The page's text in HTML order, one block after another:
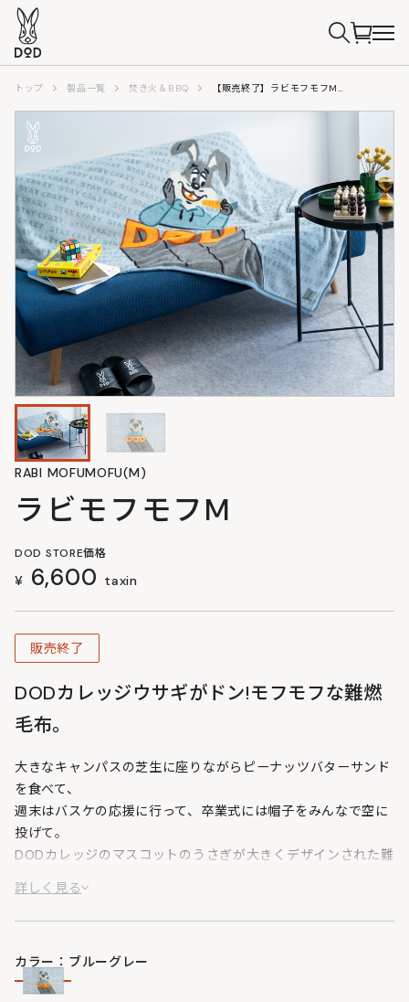
トップ 製品一覧 焚き火＆BBQ 【販売終了】ラビモフモフM（グレー） MF1-089-GY
RABI MOFUMOFU(M)
ラビモフモフM
DOD STORE価格
¥ 6,600 taxin
販売終了
DODカレッジウサギがドン!モフモフな難燃
毛布。
大きなキャンパスの芝生に座りながらピーナッツバターサンド
を食べて、
週末はバスケの応援に行って、卒業式には帽子をみんなで空に
投げて。
DODカレッジのマスコットのうさぎが大きくデザインされた難
詳しく見る
カラー：ブルーグレー